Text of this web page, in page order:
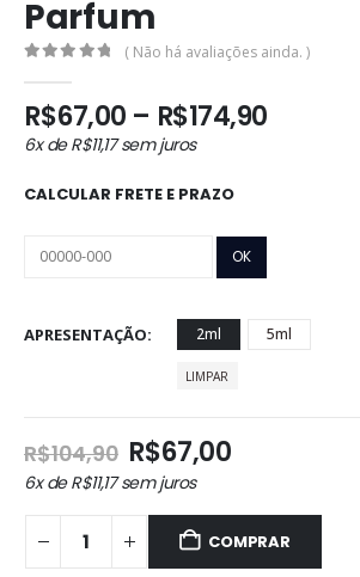
Parfum
( Não há avaliações ainda. )
R$67,00 – R$174,90
6x deR$11,17sem juros
CALCULAR FRETE E PRAZO
APRESENTAÇÃO 2ml 5ml
LIMPAR
R$104,90 O
preço
original
era:
R$104,90.
R$67,00O
é:
R$67,00.
6x deR$11,17sem juros
COMPRAR